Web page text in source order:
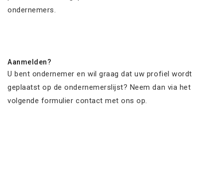
ondernemers.
Aanmelden?
U bent ondernemer en wil graag dat uw profiel wordt
geplaatst op de ondernemerslijst? Neem dan via het
volgende formulier contact met ons op.